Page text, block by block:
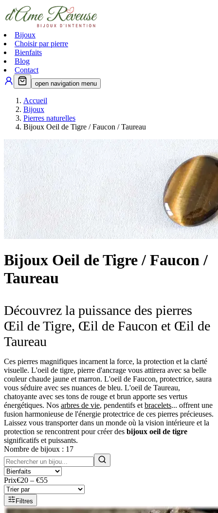
Bijoux
Choisir par pierre
Bienfaits
Blog
Contact
open navigation menu
Accueil
Bijoux
Pierres naturelles
Bijoux Oeil de Tigre / Faucon / Taureau
Bijoux Oeil de Tigre / Faucon /
Taureau
Découvrez la puissance des pierres
Œil de Tigre, Œil de Faucon et Œil de
Taureau
Ces pierres magnifiques incarnent la force, la protection et la clarté
visuelle. L'oeil de tigre, pierre d'ancrage vous attirera avec sa belle
couleur chaude jaune et marron. L'oeil de Faucon, protectrice, saura
vous séduire avec ses nuances de bleu. L'oeil de Taureau,
chatoyante avec ses tons de rouge et brun apporte ses vertus
énergétiques. Nos arbres de vie, pendentifs etbracelets... offrent une
fusion harmonieuse de l'énergie protectrice de ces pierres précieuses.
Laissez vous transporter dans un monde où la vision intérieure et la
protection se rencontrent pour créer des bijoux oeil de tigre
significatifs et puissants.
Nombre de bijoux : 17
Prix€20 – €55
Filtres